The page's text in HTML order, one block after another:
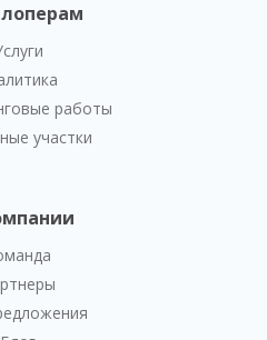
работы
участки